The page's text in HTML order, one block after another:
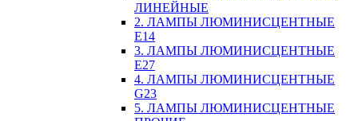
ЛИНЕЙНЫЕ
2. ЛАМПЫ ЛЮМИНИСЦЕНТНЫЕ
E14
3. ЛАМПЫ ЛЮМИНИСЦЕНТНЫЕ
E27
4. ЛАМПЫ ЛЮМИНИСЦЕНТНЫЕ
G23
5. ЛАМПЫ ЛЮМИНИСЦЕНТНЫЕ